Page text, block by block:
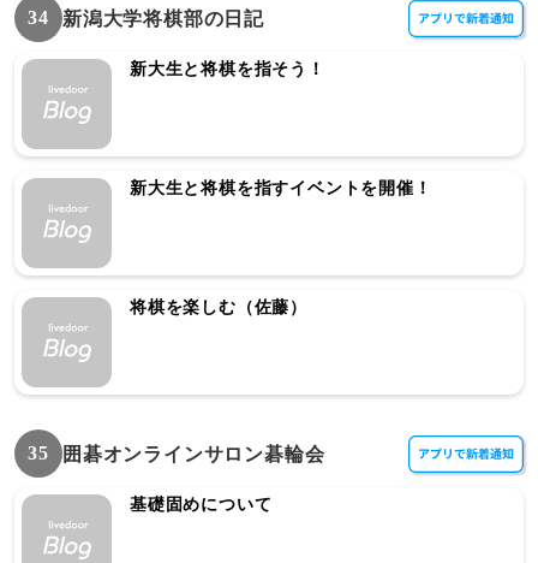
34 新潟大学将棋部の日記
新大生と将棋を指そう！
新大生と将棋を指すイベントを開催！
将棋を楽しむ（佐藤）
35 囲碁オンラインサロン碁輪会
基礎固めについて